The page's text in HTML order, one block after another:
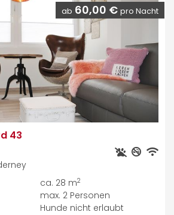
ab 60,00 € pro Nacht
43
ca. 28 m2
max. 2 Personen
Hunde nicht erlaubt